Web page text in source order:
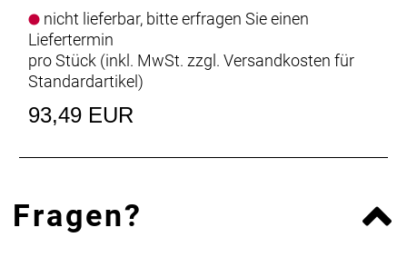
nicht lieferbar, bitte erfragen Sie einen
Liefertermin
pro Stück (inkl. MwSt. zzgl. Versandkosten für
Standardartikel)
93,49 EUR
Fragen?